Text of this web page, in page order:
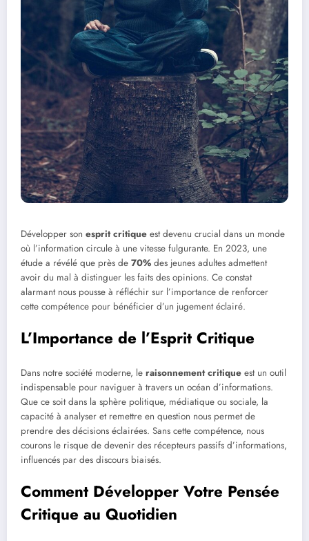
Développer son esprit critique est devenu crucial dans un monde
où l’information circule à une vitesse fulgurante. En 2023, une
étude a révélé que près de 70% des jeunes adultes admettent
avoir du mal à distinguer les faits des opinions. Ce constat
alarmant nous pousse à réfléchir sur l’importance de renforcer
cette compétence pour bénéficier d’un jugement éclairé.
L’Importance de l’Esprit Critique
Dans notre société moderne, le raisonnement critique est un outil
indispensable pour naviguer à travers un océan d’informations.
Que ce soit dans la sphère politique, médiatique ou sociale, la
capacité à analyser et remettre en question nous permet de
prendre des décisions éclairées. Sans cette compétence, nous
courons le risque de devenir des récepteurs passifs d’informations,
influencés par des discours biaisés.
Comment Développer Votre Pensée
Critique au Quotidien